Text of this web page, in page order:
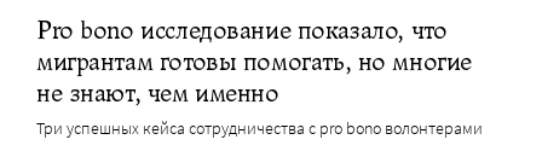
Pro bono исследование показало, что
мигрантам готовы помогать, но многие
не знают, чем именно
Три успешных кейса сотрудничества с pro bono волонтерами